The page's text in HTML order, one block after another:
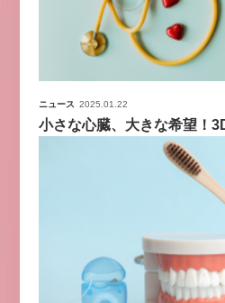
ニュース 2025.01.22
小さな心臓、大きな希望！